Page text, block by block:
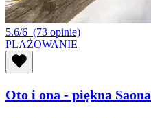
5.6/6 (73 opinie)
PLAŻOWANIE
Oto i ona - piękna Saona